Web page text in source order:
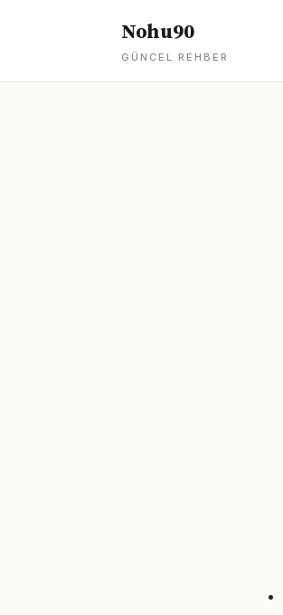
Nohu90
GÜNCEL REHBER